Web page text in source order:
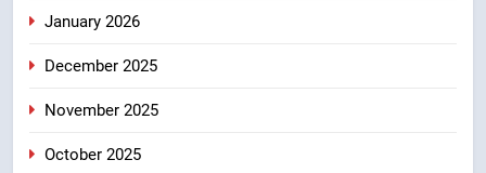
8
January 2026
December 2025
November 2025
October 2025